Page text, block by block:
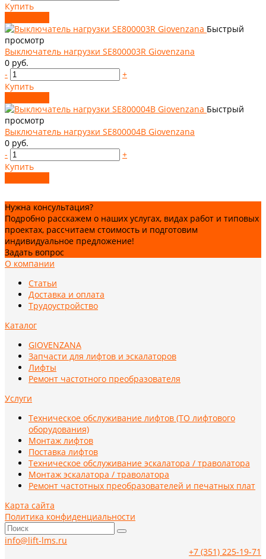
Купить
Быстрый
просмотр
Выключатель нагрузки SE800003R Giovenzana
0 руб.
-
+
Купить
Быстрый
просмотр
Выключатель нагрузки SE800004B Giovenzana
0 руб.
-
+
Купить
Нужна консультация?
Подробно расскажем о наших услугах, видах работ и типовых
проектах, рассчитаем стоимость и подготовим
индивидуальное предложение!
Задать вопрос
О компании
Статьи
Доставка и оплата
Трудоустройство
Каталог
GIOVENZANA
Запчасти для лифтов и эскалаторов
Лифты
Ремонт частотного преобразователя
Услуги
Техническое обслуживание лифтов (ТО лифтового
оборудования)
Монтаж лифтов
Поставка лифтов
Техническое обслуживание эскалатора / траволатора
Монтаж эскалатора / траволатора
Ремонт частотных преобразователей и печатных плат
Карта сайта
Политика конфиденциальности
info@lift-lms.ru
+7 (351) 225-19-71